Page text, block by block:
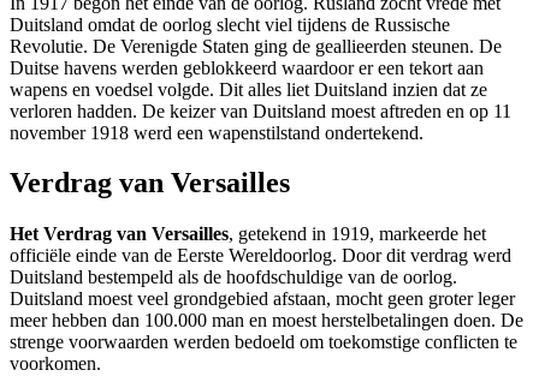
Duitsland omdat de oorlog slecht viel tijdens de Russische
Revolutie. De Verenigde Staten ging de geallieerden steunen. De
Duitse havens werden geblokkeerd waardoor er een tekort aan
wapens en voedsel volgde. Dit alles liet Duitsland inzien dat ze
verloren hadden. De keizer van Duitsland moest aftreden en op 11
november 1918 werd een wapenstilstand ondertekend.
Verdrag van Versailles
Het Verdrag van Versailles, getekend in 1919, markeerde het
officiële einde van de Eerste Wereldoorlog. Door dit verdrag werd
Duitsland bestempeld als de hoofdschuldige van de oorlog.
Duitsland moest veel grondgebied afstaan, mocht geen groter leger
meer hebben dan 100.000 man en moest herstelbetalingen doen. De
strenge voorwaarden werden bedoeld om toekomstige conflicten te
voorkomen.